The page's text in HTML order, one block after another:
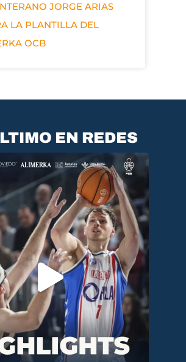
JORGE ARIAS
LA PLANTILLA DEL
OCB
EN REDES